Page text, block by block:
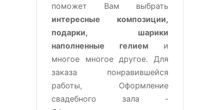
поможет Вам выбрать
интересные композиции,
подарки, шарики
наполненные гелием и
многое многое другое. Для
заказа понравившейся
работы, Оформление
свадебного зала -